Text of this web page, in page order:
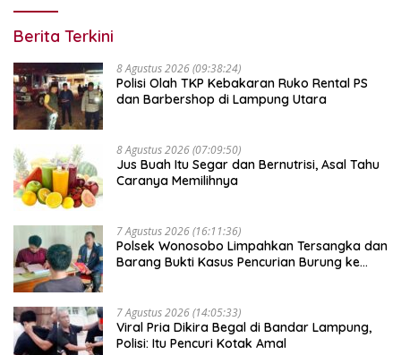
Berita Terkini
8 Agustus 2026 (09:38:24)
Polisi Olah TKP Kebakaran Ruko Rental PS
dan Barbershop di Lampung Utara
8 Agustus 2026 (07:09:50)
Jus Buah Itu Segar dan Bernutrisi, Asal Tahu
Caranya Memilihnya
7 Agustus 2026 (16:11:36)
Polsek Wonosobo Limpahkan Tersangka dan
Barang Bukti Kasus Pencurian Burung ke
7 Agustus 2026 (14:05:33)
Viral Pria Dikira Begal di Bandar Lampung,
Polisi: Itu Pencuri Kotak Amal